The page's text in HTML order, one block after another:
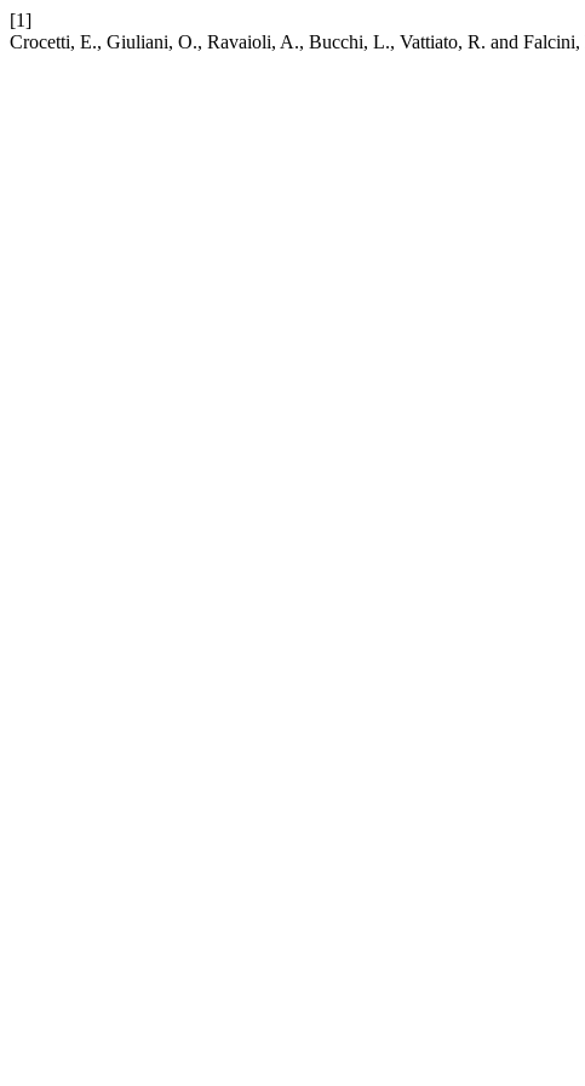
[1]
Crocetti, E., Giuliani, O., Ravaioli, A., Bucchi, L., Vattiato, R. and